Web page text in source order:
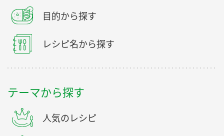
目的から探す
レシピ名から探す
テーマから探す
人気のレシピ